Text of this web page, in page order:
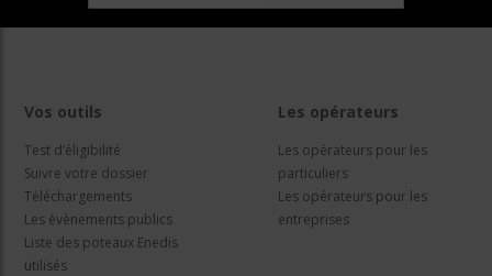
Vos outils
Test d’éligibilité
Suivre votre dossier
Téléchargements
Les évènements publics
Liste des poteaux Enedis
utilisés
Les opérateurs
Les opérateurs pour les
particuliers
Les opérateurs pour les
entreprises